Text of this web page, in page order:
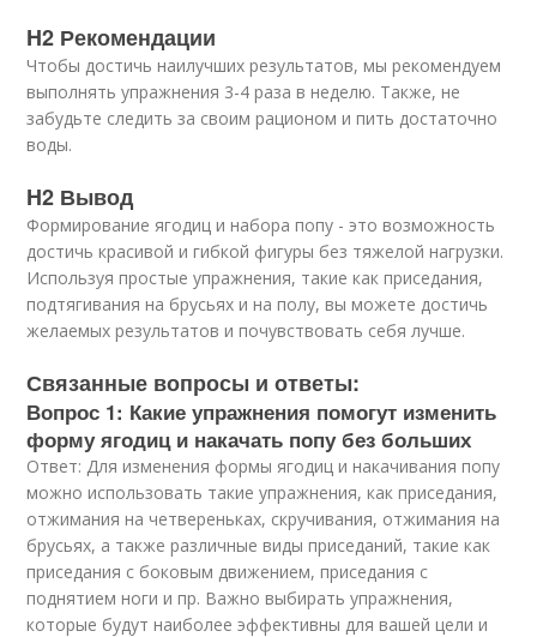
H2 Рекомендации
Чтобы достичь наилучших результатов, мы рекомендуем
выполнять упражнения 3-4 раза в неделю. Также, не
забудьте следить за своим рационом и пить достаточно
воды.
H2 Вывод
Формирование ягодиц и набора попу - это возможность
достичь красивой и гибкой фигуры без тяжелой нагрузки.
Используя простые упражнения, такие как приседания,
подтягивания на брусьях и на полу, вы можете достичь
желаемых результатов и почувствовать себя лучше.
Связанные вопросы и ответы:
Вопрос 1: Какие упражнения помогут изменить
форму ягодиц и накачать попу без больших
Ответ: Для изменения формы ягодиц и накачивания попу
можно использовать такие упражнения, как приседания,
отжимания на четвереньках, скручивания, отжимания на
брусьях, а также различные виды приседаний, такие как
приседания с боковым движением, приседания с
поднятием ноги и пр. Важно выбирать упражнения,
которые будут наиболее эффективны для вашей цели и